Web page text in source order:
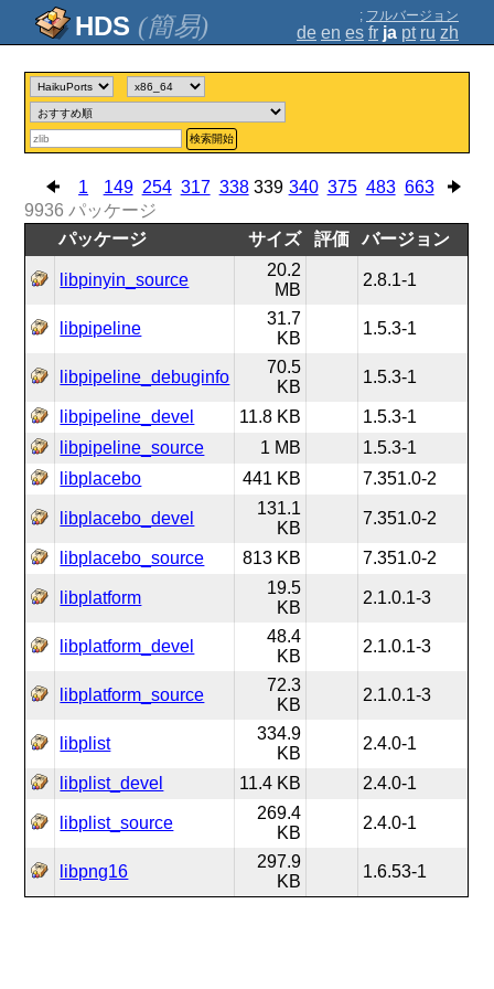
(簡易) ; フルバージョン
de en es fr ja pt ru zh
検索開始
1 149 254 317 338 339 340 375 483 663
9936 パッケージ
パッケージ
サイズ 評価 バージョン
libpinyin_source
20.2
MB
2.8.1-1
libpipeline
31.7
KB
1.5.3-1
libpipeline_debuginfo
70.5
KB
1.5.3-1
libpipeline_devel 11.8 KB
1.5.3-1
libpipeline_source
1 MB
1.5.3-1
libplacebo
441 KB 7.351.0-2
libplacebo_devel
131.1
KB
7.351.0-2
libplacebo_source 813 KB 7.351.0-2
libplatform
19.5
KB
2.1.0.1-3
libplatform_devel
48.4
KB
2.1.0.1-3
libplatform_source
72.3
KB
2.1.0.1-3
libplist
334.9
KB
2.4.0-1
libplist_devel 11.4 KB 2.4.0-1
libplist_source
269.4
KB
2.4.0-1
libpng16
297.9
KB
1.6.53-1